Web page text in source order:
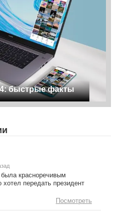
быстрые факты
красноречивым
хотел передать президент
Посмотреть